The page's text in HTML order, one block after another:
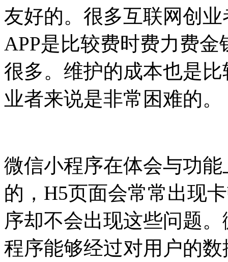
友好的。很多互联网创
APP是比较费时费力费
很多。维护的成本也是
业者来说是非常困难的。
微信小程序在体会与功
的，H5页面会常常出现
序却不会出现这些问题
程序能够经过对用户的